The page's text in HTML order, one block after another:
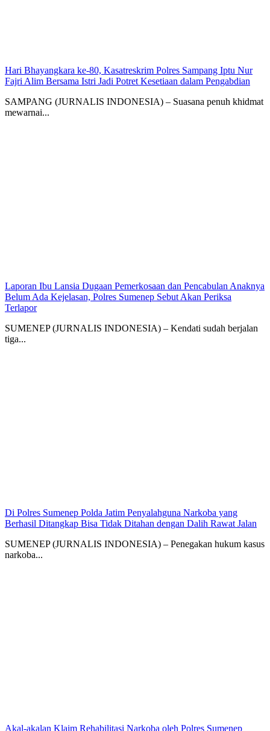
Hari Bhayangkara ke-80, Kasatreskrim Polres Sampang Iptu Nur
Fajri Alim Bersama Istri Jadi Potret Kesetiaan dalam Pengabdian
SAMPANG (JURNALIS INDONESIA) – Suasana penuh khidmat
mewarnai...
Laporan Ibu Lansia Dugaan Pemerkosaan dan Pencabulan Anaknya
Belum Ada Kejelasan, Polres Sumenep Sebut Akan Periksa
Terlapor
SUMENEP (JURNALIS INDONESIA) – Kendati sudah berjalan
tiga...
Di Polres Sumenep Polda Jatim Penyalahguna Narkoba yang
Berhasil Ditangkap Bisa Tidak Ditahan dengan Dalih Rawat Jalan
SUMENEP (JURNALIS INDONESIA) – Penegakan hukum kasus
narkoba...
Akal-akalan Klaim Rehabilitasi Narkoba oleh Polres Sumenep